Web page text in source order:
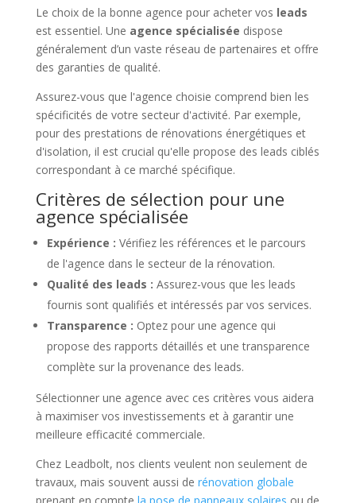
Le choix de la bonne agence pour acheter vos leads
est essentiel. Une agence spécialisée dispose
généralement d’un vaste réseau de partenaires et offre
des garanties de qualité.
Assurez-vous que l'agence choisie comprend bien les
spécificités de votre secteur d'activité. Par exemple,
pour des prestations de rénovations énergétiques et
d'isolation, il est crucial qu'elle propose des leads ciblés
correspondant à ce marché spécifique.
Critères de sélection pour une
agence spécialisée
Expérience : Vérifiez les références et le parcours
de l'agence dans le secteur de la rénovation.
Qualité des leads : Assurez-vous que les leads
fournis sont qualifiés et intéressés par vos services.
Transparence : Optez pour une agence qui
propose des rapports détaillés et une transparence
complète sur la provenance des leads.
Sélectionner une agence avec ces critères vous aidera
à maximiser vos investissements et à garantir une
meilleure efficacité commerciale.
Chez Leadbolt, nos clients veulent non seulement de
travaux, mais souvent aussi de rénovation globale